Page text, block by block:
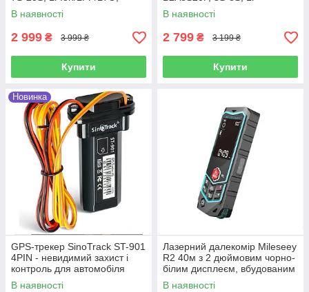
150A, 1A balancer, Bluetooth
В наявності
2 999 ₴ 3 999 ₴
Купити
Ion/LFP/LTO, 200A, 2A
balancer, Bluetooth
В наявності
2 799 ₴ 3 199 ₴
Купити
Новинка
GPS-трекер SinoTrack ST-901
4PIN - невидимий захист і
контроль для автомобіля
В наявності
Лазерний далекомір Mileseey
R2 40м з 2 дюймовим чорно-
білим дисплеєм, вбудованим
курвіметром, NI-MH батареї
В наявності